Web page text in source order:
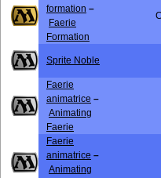
formation –
Faerie
Formation
Sprite Noble
Faerie
animatrice –
Animating
Faerie
Faerie
animatrice –
Animating